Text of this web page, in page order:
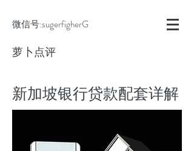
微信号:sugerfigherG
萝卜点评
​新加坡银行贷款配套详解